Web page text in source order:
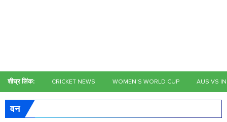
शीघ्र लिंक: CRICKET NEWS WOMEN'S WORLD CUP AUS VS
वन